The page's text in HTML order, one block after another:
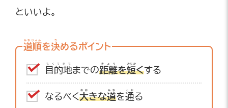
といいよ。
道順
みちじゅん
を決
き
めるポイント
目的地
もくてきち
までの距離
きょり
を短
みじか
くする
なるべく大
おお
きな道
みち
を通
とお
る